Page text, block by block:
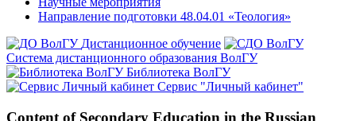
Направление подготовки 48.04.01 «Теология»
Дистанционное обучение
Система дистанционного образования ВолГУ
Библиотека ВолГУ
Сервис "Личный кабинет"
Content of Secondary Education in the Russian